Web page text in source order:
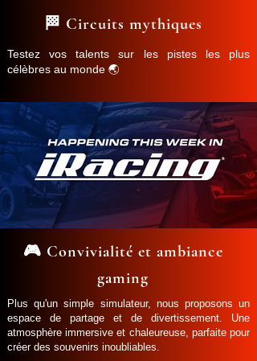
Testez vos talents sur les pistes les plus
célèbres au monde 🌏
🏁 Circuits mythiques
🎮 Convivialité et ambiance
gaming
Plus qu'un simple simulateur, nous proposons un
espace de partage et de divertissement. Une
atmosphère immersive et chaleureuse, parfaite pour
créer des souvenirs inoubliables.